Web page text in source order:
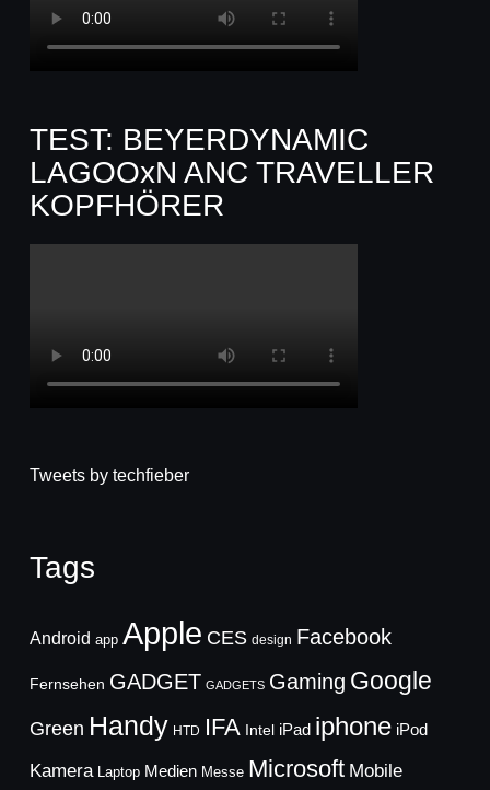
TEST: BEYERDYNAMIC
LAGOOxN ANC TRAVELLER
KOPFHÖRER
Tweets by techfieber
Tags
Android app Apple CES design Facebook
Fernsehen GADGET GADGETS Gaming Google
Green Handy HTD IFA Intel iPad iphone iPod
Kamera Laptop Medien Messe Microsoft Mobile